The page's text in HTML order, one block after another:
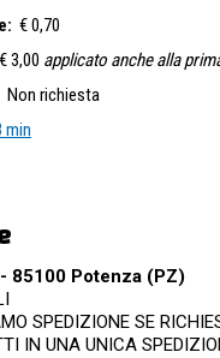
€ 0,70
€ 3,00 applicato anche alla
Non richiesta
min
85100 Potenza (PZ)
SPEDIZIONE SE
IN UNA UNICA